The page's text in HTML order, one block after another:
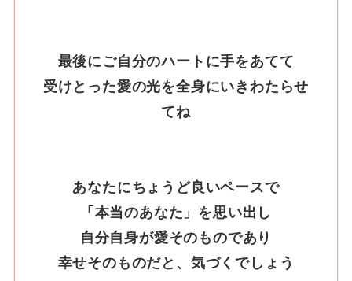
最後にご自分のハートに手をあてて
受けとった愛の光を全身にいきわたらせ
てね
あなたにちょうど良いペースで
「本当のあなた」を思い出し
自分自身が愛そのものであり
幸せそのものだと、気づくでしょう